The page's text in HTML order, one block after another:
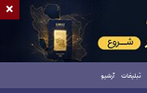
تبلیغات آرشیو
×